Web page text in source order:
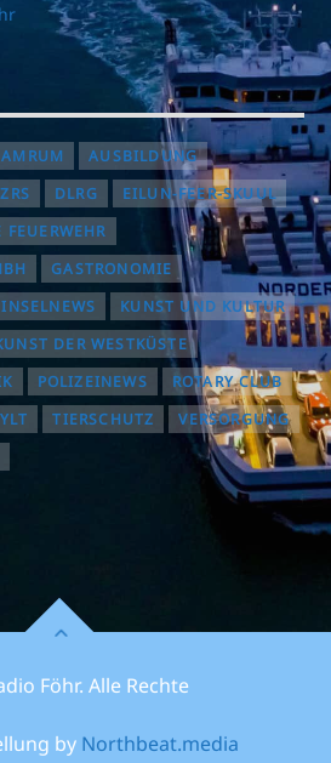
AUSBILDUNG
DLRG
EILUN-FEER-SKUUL
GASTRONOMIE
INSELNEWS
KUNST UND KULTUR
DER WESTKÜSTE
POLIZEINEWS
ROTARY CLUB
TIERSCHUTZ
VERSORGUNG
Föhr. Alle Rechte
by Northbeat.media